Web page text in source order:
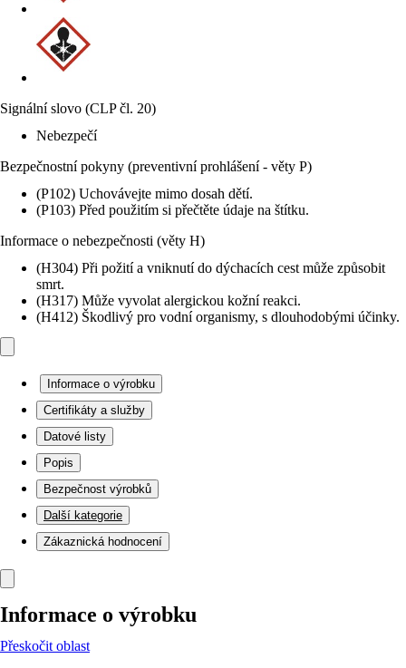
Signální slovo (CLP čl. 20)
Nebezpečí
Bezpečnostní pokyny (preventivní prohlášení - věty P)
(P102) Uchovávejte mimo dosah dětí.
(P103) Před použitím si přečtěte údaje na štítku.
Informace o nebezpečnosti (věty H)
(H304) Při požití a vniknutí do dýchacích cest může způsobit
smrt.
(H317) Může vyvolat alergickou kožní reakci.
(H412) Škodlivý pro vodní organismy, s dlouhodobými účinky.
Informace o výrobku
Certifikáty a služby
Datové listy
Popis
Bezpečnost výrobků
Další kategorie
Zákaznická hodnocení
Informace o výrobku
Přeskočit oblast